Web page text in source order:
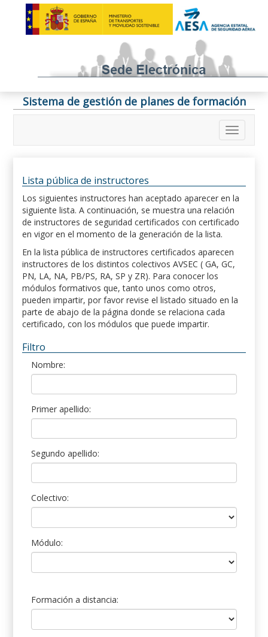
Sistema de gestión de planes de formación
Lista pública de instructores
Los siguientes instructores han aceptado aparecer en la
siguiente lista. A continuación, se muestra una relación
de instructores de seguridad certificados con certificado
en vigor en el momento de la generación de la lista.
En la lista pública de instructores certificados aparecen
instructores de los distintos colectivos AVSEC ( GA, GC,
PN, LA, NA, PB/PS, RA, SP y ZR). Para conocer los
módulos formativos que, tanto unos como otros,
pueden impartir, por favor revise el listado situado en la
parte de abajo de la página donde se relaciona cada
certificado, con los módulos que puede impartir.
Filtro
Nombre:
Primer apellido:
Segundo apellido:
Colectivo:
Módulo:
Formación a distancia: